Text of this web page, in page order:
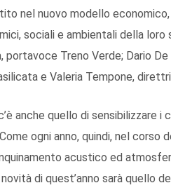
nel nuovo modello
sociali e ambientali della loro
portavoce Treno Verde; Dario
e Valeria Tempone,
anche quello di sensibilizzare i
ogni anno, quindi, nel corso
acustico ed
di quest’anno sarà quello